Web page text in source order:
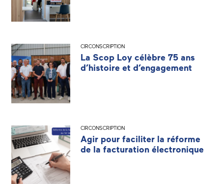
CIRCONSCRIPTION
La Scop Loy célèbre 75 ans
d’histoire et d’engagement
CIRCONSCRIPTION
Agir pour faciliter la réforme
de la facturation électronique